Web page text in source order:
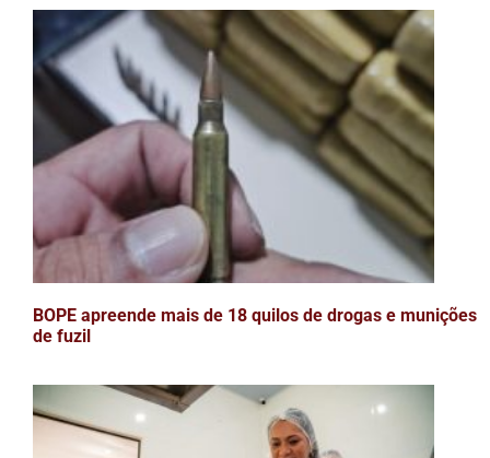
BOPE apreende mais de 18 quilos de drogas e munições
de fuzil